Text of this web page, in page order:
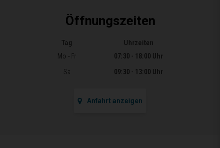
Öffnungszeiten
Öffnungszeiten
Tag
Uhrzeiten
Mo - Fr
07:30 - 18:00 Uhr
Sa
09:30 - 13:00 Uhr
Anfahrt anzeigen